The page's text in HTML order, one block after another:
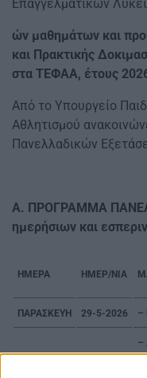
Επαγγελματικών
ών μαθημάτων και
και Πρακτικής
στα ΤΕΦΑΑ, έτους
Από το Υπουργείο
Αθλητισμού
Πανελλαδικών
Α. ΠΡΟΓΡΑΜΜΑ
ημερήσιων και
ΗΜΕΡΑ ΗΜΕΡ/ΝΙΑ
ΠΑΡΑΣΚΕΥΗ 29-5-2026 –
–